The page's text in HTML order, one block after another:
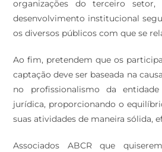
organizações do terceiro
desenvolvimento institucional
os diversos públicos com que se
Ao fim, pretendem que os
captação deve ser baseada na
no profissionalismo da
jurídica, proporcionando o
suas atividades de maneira sólida,
Associados ABCR que